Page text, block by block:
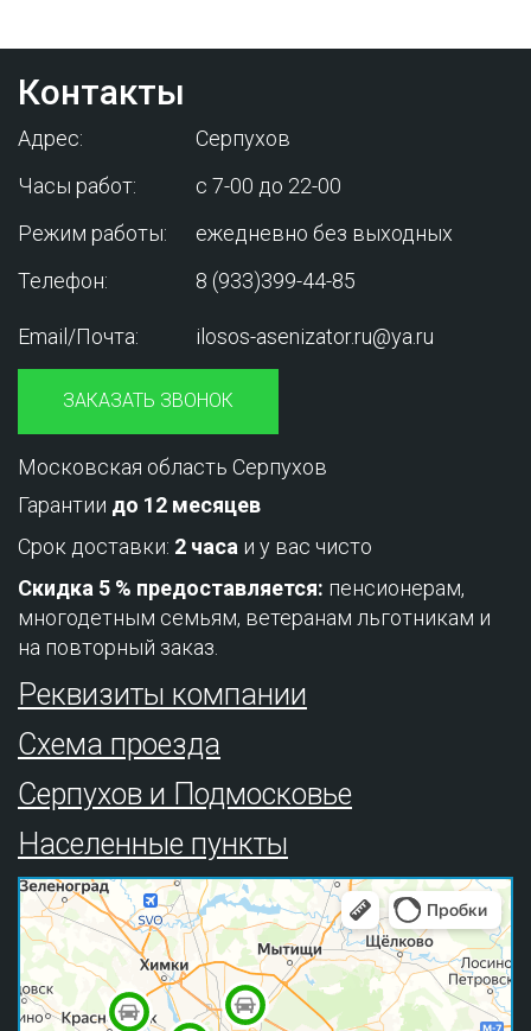
Контакты
Адрес:
Серпухов
Часы работ:
с 7-00 до 22-00
Режим работы:
ежедневно без выходных
Телефон:
8 (933)399-44-85
Email/Почта: ilosos-asenizator.ru@ya.ru
ЗАКАЗАТЬ ЗВОНОК
Московская область Серпухов
Гарантии до 12 месяцев
Срок доставки: 2 часа и у вас чисто
Скидка 5 % предоставляется: пенсионерам,
многодетным семьям, ветеранам льготникам и
на повторный заказ.
Реквизиты компании
Схема проезда
Серпухов и Подмосковье
Населенные пункты